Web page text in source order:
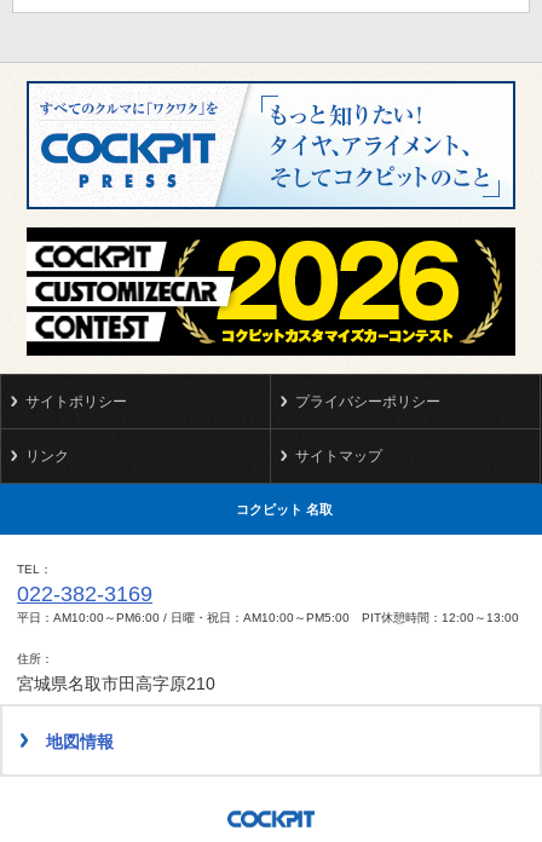
サイトポリシー プライバシーポリシー
リンク サイトマップ
コクピット 名取
TEL
022-382-3169
平日：AM10:00～PM6:00 / 日曜・祝日：AM10:00～PM5:00 PIT休憩時間：12:00～13:00
住所
宮城県名取市田高字原210
地図情報